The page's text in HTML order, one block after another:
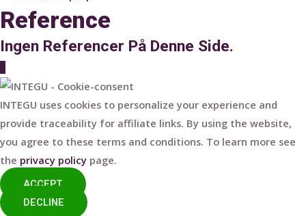
Reference
Ingen Referencer På Denne Side.
to
Top
INTEGU uses cookies to personalize your experience and
provide traceability for affiliate links. By using the website,
you agree to these terms and conditions. To learn more see
the privacy policy page.
ACCEPT
DECLINE